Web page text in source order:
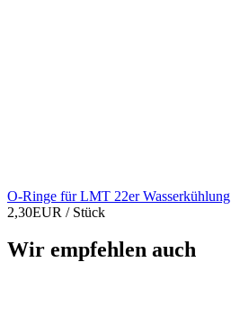
O-Ringe für LMT 22er Wasserkühlung
2,30EUR / Stück
Wir empfehlen auch